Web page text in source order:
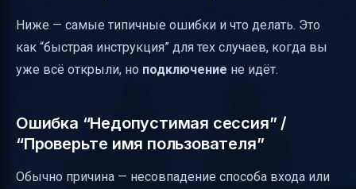
Ниже — самые типичные ошибки и что делать. Это
как “быстрая инструкция” для тех случаев, когда вы
уже всё открыли, но подключение не идёт.
Ошибка “Недопустимая сессия” /
“Проверьте имя пользователя”
Обычно причина — несовпадение способа входа или